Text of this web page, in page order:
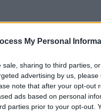
My Personal
sale, sharing to third parties,
advertising by us,
note that after your opt-out
ads based on personal
parties prior to your opt-out.
είναι πανέμορφη,
σε όλους!
για διακοπές.